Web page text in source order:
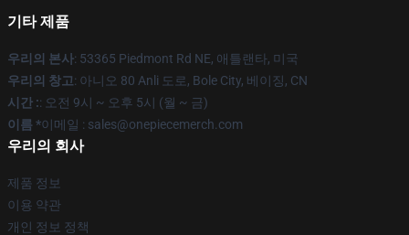
기타 제품
우리의 본사: 53365 Piedmont Rd NE, 애틀랜타, 미국
우리의 창고: 아니오 80 Anli 도로, Bole City, 베이징, CN
시간 :: 오전 9시 ~ 오후 5시 (월 ~ 금)
이름 *이메일 : sales@onepiecemerch.com
우리의 회사
제품 정보
이용 약관
개인 정보 정책